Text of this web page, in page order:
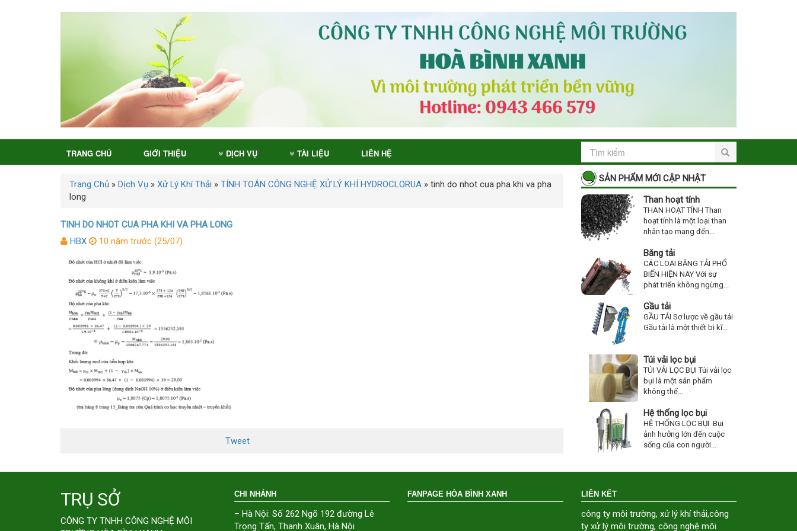
TRANG CHỦ GIỚI THIỆU DỊCH VỤ TÀI LIỆU LIÊN HỆ
Trang Chủ » Dịch Vụ » Xử Lý Khí Thải » TÍNH TOÁN CÔNG NGHỆ XỬ LÝ KHÍ HYDROCLORUA » tinh do nhot cua pha khi va pha
long
TINH DO NHOT CUA PHA KHI VA PHA LONG
HBX
10 năm trước (25/07)
Tweet
SẢN PHẨM MỚI CẬP NHẬT
Than hoạt tính
THAN HOẠT TÍNH Than
hoạt tính là một loại than
nhân tạo mang đến...
Băng tải
CÁC LOẠI BĂNG TẢI PHỔ
BIẾN HIỆN NAY Với sự
phát triển không ngừng...
Gầu tải
GẦU TẢI Sơ lược về gầu tải
Gầu tải là một thiết bị kĩ...
Túi vải lọc bụi
TÚI VẢI LỌC BỤI Túi vải lọc
bụi là một sản phẩm
không thể...
Hệ thống lọc bụi
HỆ THỐNG LỌC BỤI Bụi
ảnh hưởng lớn đến cuộc
sống của con người...
TRỤ SỞ
CÔNG TY TNHH CÔNG NGHỆ MÔI
CHI NHÁNH
– Hà Nội: Số 262 Ngõ 192 đường Lê
Trọng Tấn, Thanh Xuân, Hà Nội
FANPAGE HÒA BÌNH XANH LIÊN KẾT
công ty môi trường, xử lý khí thải,công
ty xử lý môi trường, công nghệ môi